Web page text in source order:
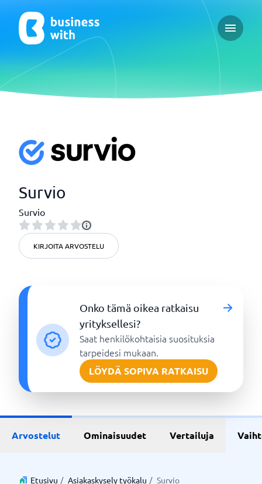
Open
Survio
Survio
KIRJOITA ARVOSTELU
Onko tämä oikea ratkaisu
yrityksellesi?
Saat henkilökohtaisia suosituksia
tarpeidesi mukaan.
LÖYDÄ SOPIVA RATKAISU
Arvostelut Ominaisuudet Vertailuja
Etusivu / Asiakaskysely työkalu / Survio